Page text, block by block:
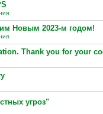
Новым 2023-м годом!
Thank you for your
угроз"